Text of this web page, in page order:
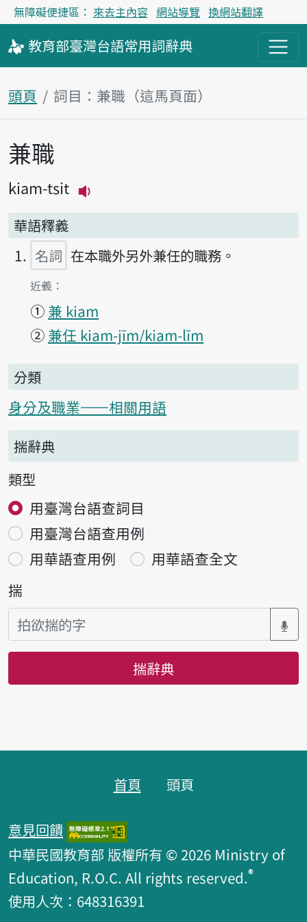
無障礙便捷區： 來去主內容 網站導覽 換網站翻譯
教育部臺灣台語常用詞辭典
頭頁 詞目：兼職（這馬頁面）
主內容區
兼職
kiam-tsit
華語釋義
名詞 在本職外另外兼任的職務。
第1項釋義的
近義：
① 兼 kiam
② 兼任 kiam-jīm/kiam-līm
分類
身分及職業——相關用語
揣辭典
類型
用臺灣台語查詞目
用臺灣台語查用例
用華語查用例
用華語查全文
揣
揣辭典
首頁 頭頁
意見回饋
中華民國教育部 版權所有 © 2026 Ministry of
Education, R.O.C. All rights reserved.®
使用人次：648316391